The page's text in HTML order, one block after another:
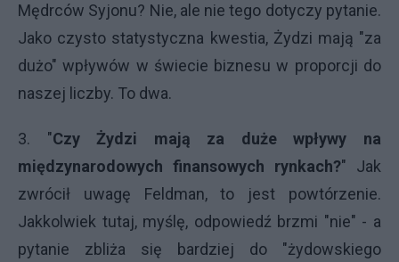
Mędrców Syjonu? Nie, ale nie tego dotyczy pytanie.
Jako czysto statystyczna kwestia, Żydzi mają "za
dużo" wpływów w świecie biznesu w proporcji do
naszej liczby. To dwa.
3. "Czy Żydzi mają za duże wpływy na
międzynarodowych finansowych rynkach?" Jak
zwrócił uwagę Feldman, to jest powtórzenie.
Jakkolwiek tutaj, myślę, odpowiedź brzmi "nie" - a
pytanie zbliża się bardziej do "żydowskiego